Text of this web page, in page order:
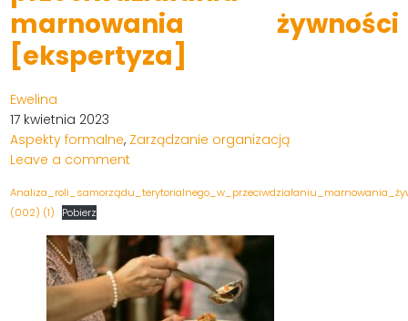
marnowania żywności
[ekspertyza]
Ewelina
17 kwietnia 2023
Aspekty formalne, Zarządzanie organizacją
Leave a comment
(002) (1)
Pobierz